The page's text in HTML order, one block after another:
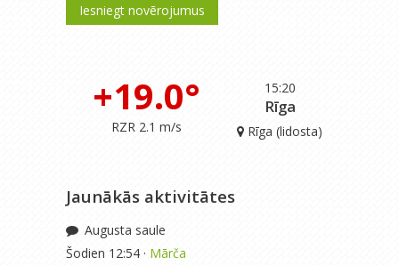
Iesniegt novērojumus
15:20
+19.0°
RZR 2.1 m/s
Rīga
Rīga (lidosta)
Jaunākās aktivitātes
Augusta saule
Šodien 12:54 · Mārča